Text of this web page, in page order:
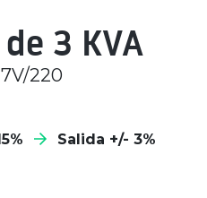
3 KVA
220
Salida +/- 3%